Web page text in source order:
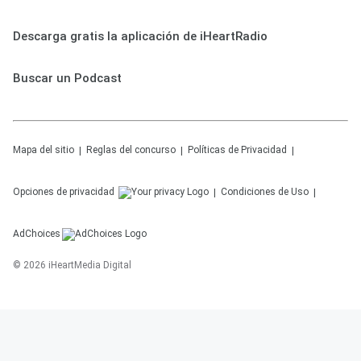
Descarga gratis la aplicación de iHeartRadio
Buscar un Podcast
Mapa del sitio Reglas del concurso Políticas de Privacidad
Opciones de privacidad Condiciones de Uso
AdChoices
© 2026 iHeartMedia Digital